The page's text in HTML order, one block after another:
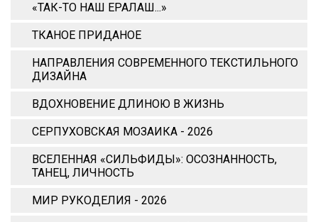
«ТАК-ТО НАШ ЕРАЛАШ...»
ТКАНОЕ ПРИДАНОЕ
НАПРАВЛЕНИЯ СОВРЕМЕННОГО ТЕКСТИЛЬНОГО
ДИЗАЙНА
ВДОХНОВЕНИЕ ДЛИНОЮ В ЖИЗНЬ
СЕРПУХОВСКАЯ МОЗАИКА - 2026
ВСЕЛЕННАЯ «СИЛЬФИДЫ»: ОСОЗНАННОСТЬ,
ТАНЕЦ, ЛИЧНОСТЬ
МИР РУКОДЕЛИЯ - 2026